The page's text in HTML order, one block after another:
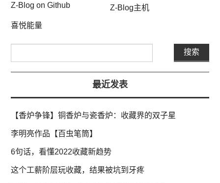
Z-Blog on Github Z-Blog主机
喜悦能量
最近发表
【香炉争锋】铜香炉与瓷香炉：收藏界的双子星
李明亮作品【百虫笔筒】
6句话，看懂2022收藏新趋势
这个工薪阶层玩收藏，结果被坑到牙疼